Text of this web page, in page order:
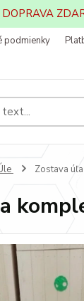
podmienky
Zostava